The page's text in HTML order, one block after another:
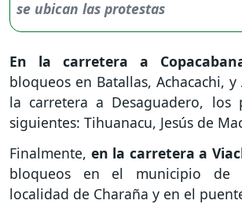
En la carretera a
bloqueos en Batallas, Achacachi, y
la carretera a Desaguadero, los
siguientes: Tihuanacu, Jesús de
Finalmente, en la carretera a
bloqueos en el municipio de
localidad de Charaña y en el